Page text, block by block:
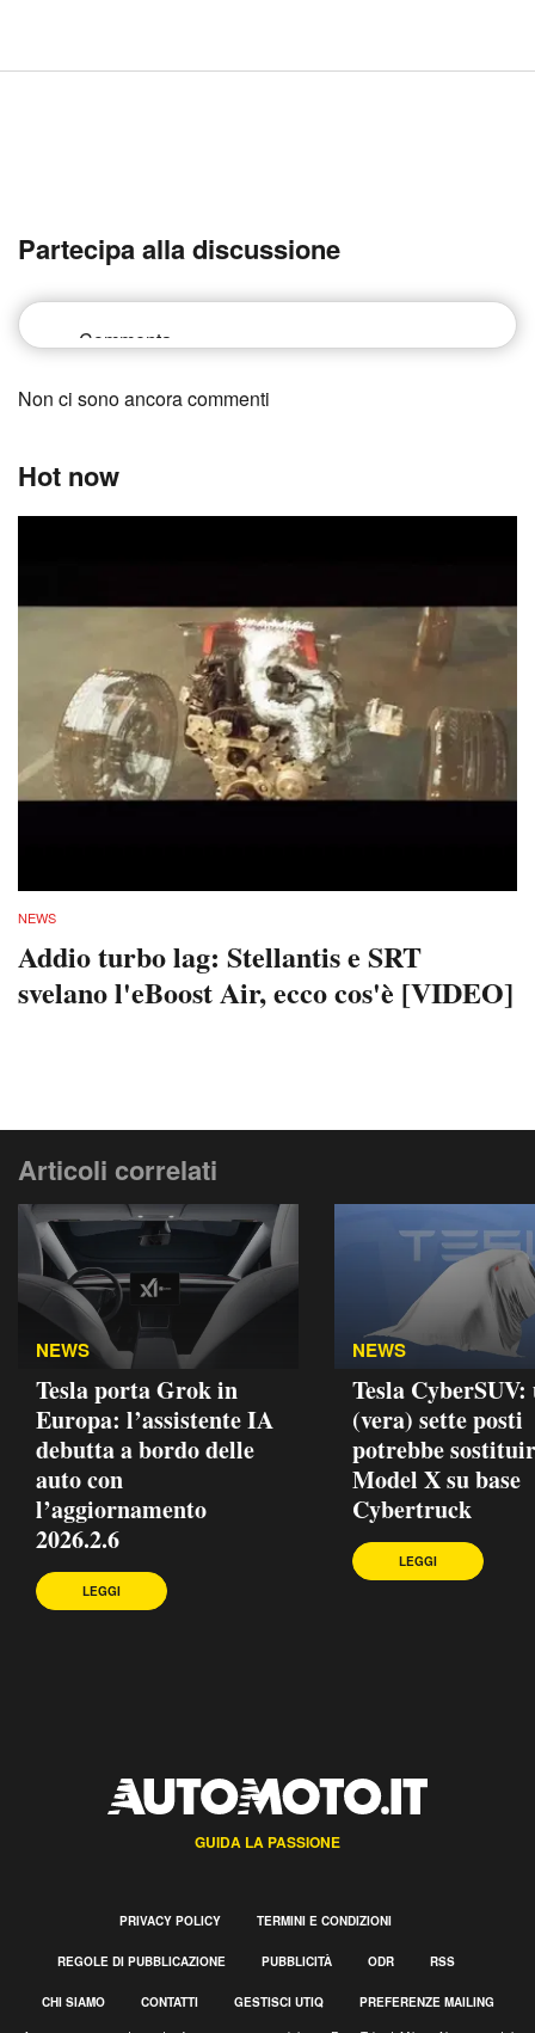
Partecipa alla discussione
Non ci sono ancora commenti
Hot now
NEWS
Addio turbo lag: Stellantis e SRT
svelano l'eBoost Air, ecco cos'è [VIDEO]
Articoli correlati
NEWS
Tesla porta Grok in
Europa: l’assistente IA
debutta a bordo delle
auto con
l’aggiornamento
2026.2.6
LEGGI
NEWS
Tesla CyberSUV:
(vera) sette posti
potrebbe
Model X su base
Cybertruck
LEGGI
GUIDA LA PASSIONE
PRIVACY POLICY TERMINI E CONDIZIONI
REGOLE DI PUBBLICAZIONE PUBBLICITÀ ODR RSS
CHI SIAMO CONTATTI GESTISCI UTIQ PREFERENZE MAILING